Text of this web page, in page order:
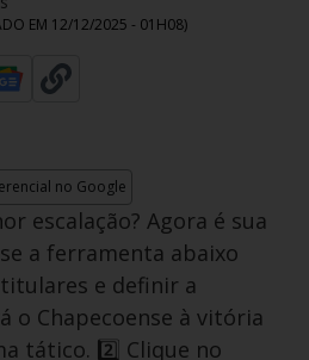
EM 12/12/2025 - 01H08)
no Google
escalação? Agora é sua
a ferramenta abaixo
e definir a
o Chapecoense à vitória
tático. 2️⃣ Clique no